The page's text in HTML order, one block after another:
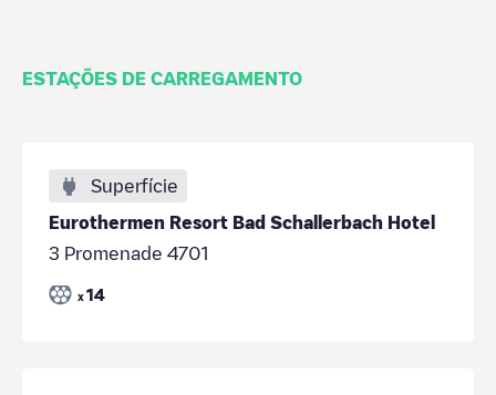
ESTAÇÕES DE CARREGAMENTO
Superfície
Eurothermen Resort Bad Schallerbach Hotel
3 Promenade 4701
x 14